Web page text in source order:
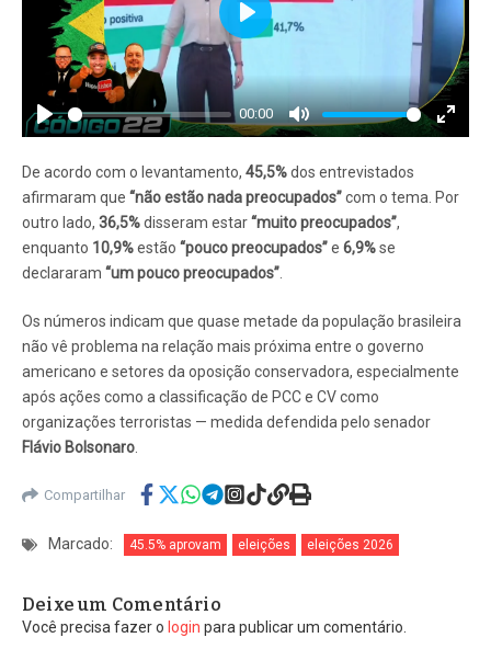
Play
00:00
Mute
Enter
Play
De acordo com o levantamento, 45,5%dos entrevistados
afirmaram que “não estão nada preocupados”com o tema. Por
outro lado, 36,5%disseram estar“muito preocupados”,
enquanto 10,9%estão “pouco preocupados”e 6,9%se
declararam “um pouco preocupados”.
Os números indicam que quase metade da população brasileira
não vê problema na relação mais próxima entre o governo
americano e setores da oposição conservadora, especialmente
após ações como a classificação de PCC e CV como
organizações terroristas — medida defendida pelo senador
Flávio Bolsonaro.
Compartilhar
Marcado: 45.5% aprovam eleições eleições 2026
Deixe um Comentário
Você precisa fazer o login para publicar um comentário.